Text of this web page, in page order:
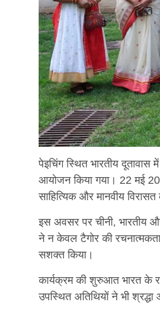
पेइचिंग स्थित भारतीय
आयोजन किया गया। 22 मई
साहित्यिक और मानवीय विरासत
इस अवसर पर चीनी, भारतीय
ने न केवल टैगोर की
सशक्त किया।
कार्यक्रम की शुरुआत भारत के
उपस्थित अतिथियों ने भी